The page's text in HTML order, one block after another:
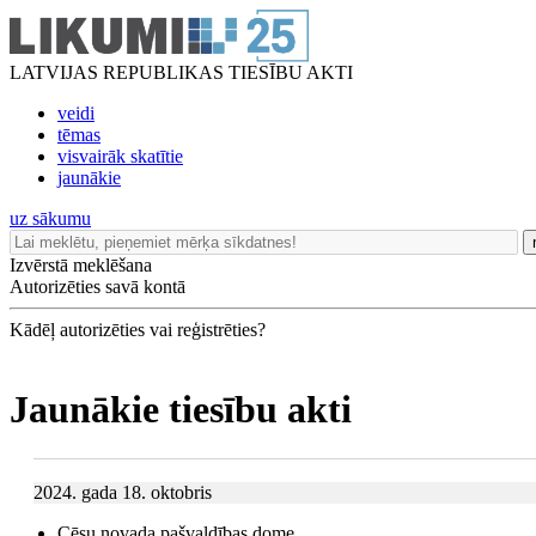
LATVIJAS REPUBLIKAS TIESĪBU AKTI
veidi
tēmas
visvairāk skatītie
jaunākie
uz sākumu
Izvērstā meklēšana
Autorizēties savā kontā
Kādēļ autorizēties vai reģistrēties?
Jaunākie tiesību akti
2024. gada 18. oktobris